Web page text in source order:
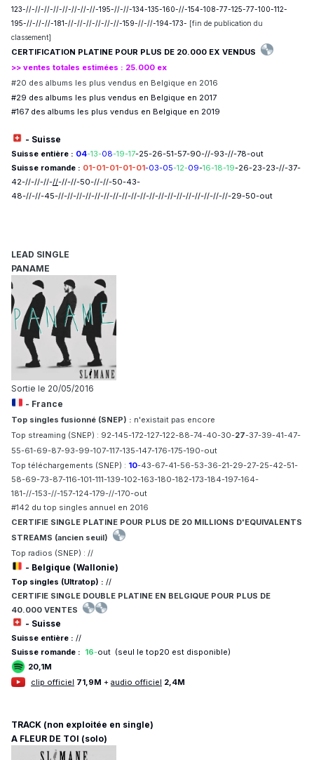
123-//-//-//-//-//-//-//-//-195-//-//-134-135-160-//-154-108-77-125-77-100-112-
195-//-//-//-181-//-//-//-//-//-//-159-//-//-194-173- [fin de publication du
classement]
CERTIFICATION PLATINE POUR PLUS DE 20.000 EX VENDUS
>> ventes totales estimées : 25.000 ex
#20 des albums les plus vendus en Belgique en 2016
#29 des albums les plus vendus en Belgique en 2017
#167 des albums les plus vendus en Belgique en 2019
- Suisse
Suisse entière : 04-13-08-19-17-25-26-51-57-90-//-93-//-78-out
Suisse romande : 01-01-01-01-01-03-05-12-09-16-18-19-26-23-23-//-37-
42-//-//-//-//-//-//-50-//-//-50-43-
48-//-//-45-//-//-//-//-//-//-//-//-//-//-//-//-//-//-//-//-//-//-//-29-50-out
LEAD SINGLE
PANAME
Sortie le 20/05/2016
- France
Top singles fusionné (SNEP) : n'existait pas encore
Top streaming (SNEP) : 92-145-172-127-122-88-74-40-30-27-37-39-41-47-
55-61-69-87-93-99-107-117-135-147-176-175-190-out
Top téléchargements (SNEP) : 10-43-67-41-56-53-36-21-29-27-25-42-51-
58-69-73-87-116-101-111-139-102-163-180-182-173-184-197-164-
181-//-153-//-157-124-179-//-170-out
#142 du top singles annuel en 2016
CERTIFIE SINGLE PLATINE POUR PLUS DE 20 MILLIONS D'EQUIVALENTS
STREAMS (ancien seuil)
Top radios (SNEP) : //
- Belgique (Wallonie)
Top singles (Ultratop) : //
CERTIFIE SINGLE DOUBLE PLATINE EN BELGIQUE POUR PLUS DE
40. 000 VENTES
- Suisse
Suisse entière : //
Suisse romande : 16-out (seul le top20 est disponible)
20,1M
clip officiel 71,9M + audio officiel 2,4M
TRACK (non exploitée en single)
A FLEUR DE TOI (solo)